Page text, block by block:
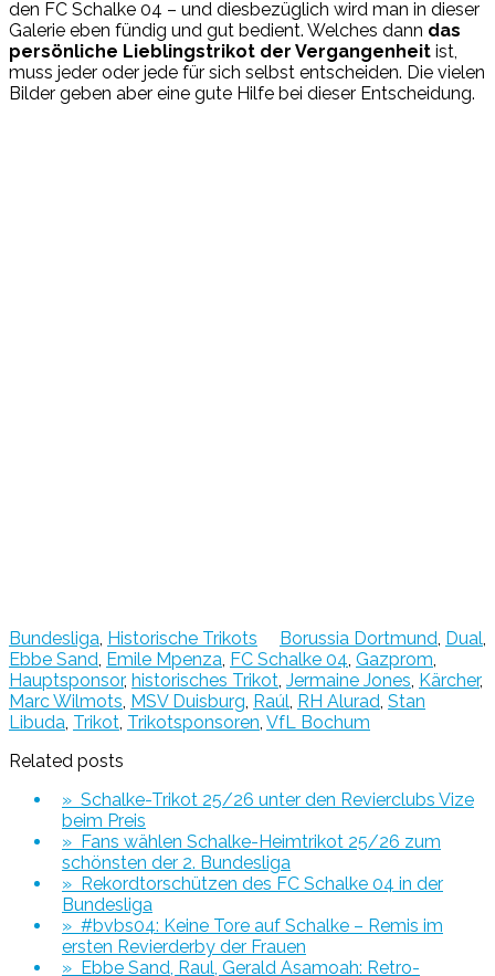
den FC Schalke 04 – und diesbezüglich wird man in dieser
Galerie eben fündig und gut bedient. Welches dann das
persönliche Lieblingstrikot der Vergangenheit ist,
muss jeder oder jede für sich selbst entscheiden. Die vielen
Bilder geben aber eine gute Hilfe bei dieser Entscheidung.
Bundesliga, Historische Trikots Borussia Dortmund, Dual,
Ebbe Sand, Emile Mpenza, FC Schalke 04, Gazprom,
Hauptsponsor, historisches Trikot, Jermaine Jones, Kärcher,
Marc Wilmots, MSV Duisburg, Raúl, RH Alurad, Stan
Libuda, Trikot, Trikotsponsoren, VfL Bochum
Related posts
» Schalke-Trikot 25/26 unter den Revierclubs Vize
beim Preis
» Fans wählen Schalke-Heimtrikot 25/26 zum
schönsten der 2. Bundesliga
» Rekordtorschützen des FC Schalke 04 in der
Bundesliga
» #bvbs04: Keine Tore auf Schalke – Remis im
ersten Revierderby der Frauen
» Ebbe Sand, Raul, Gerald Asamoah: Retro-